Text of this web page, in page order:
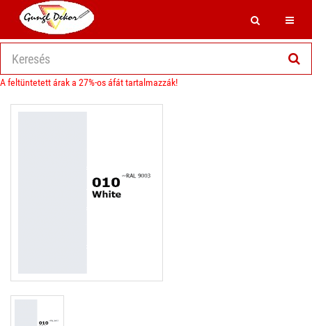
Search
A feltüntetett árak a 27%-os áfát tartalmazzák!